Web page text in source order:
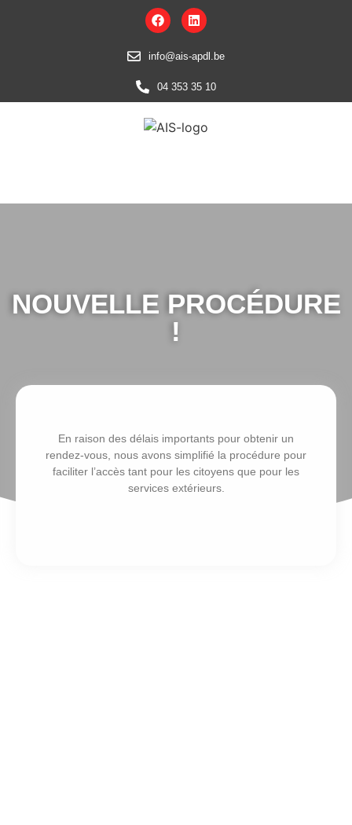
04 353 35 10
info@ais-apdl.be
NOUVELLE PROCÉDURE
!
En raison des délais importants pour obtenir un
rendez-vous, nous avons simplifié la procédure pour
faciliter l’accès tant pour les citoyens que pour les
services extérieurs.